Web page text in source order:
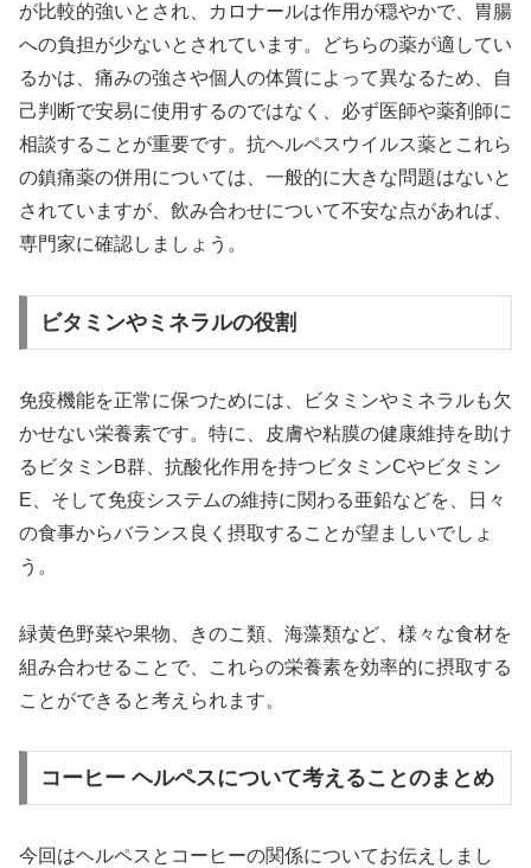
が比較的強いとされ、カロナールは作用が穏やかで、胃腸
への負担が少ないとされています。どちらの薬が適してい
るかは、痛みの強さや個人の体質によって異なるため、自
己判断で安易に使用するのではなく、必ず医師や薬剤師に
相談することが重要です。抗ヘルペスウイルス薬とこれら
の鎮痛薬の併用については、一般的に大きな問題はないと
されていますが、飲み合わせについて不安な点があれば、
専門家に確認しましょう。
ビタミンやミネラルの役割
免疫機能を正常に保つためには、ビタミンやミネラルも欠
かせない栄養素です。特に、皮膚や粘膜の健康維持を助け
るビタミンB群、抗酸化作用を持つビタミンCやビタミン
E、そして免疫システムの維持に関わる亜鉛などを、日々
の食事からバランス良く摂取することが望ましいでしょ
う。
緑黄色野菜や果物、きのこ類、海藻類など、様々な食材を
組み合わせることで、これらの栄養素を効率的に摂取する
ことができると考えられます。
コーヒー ヘルペスについて考えることのまとめ
今回はヘルペスとコーヒーの関係についてお伝えしまし